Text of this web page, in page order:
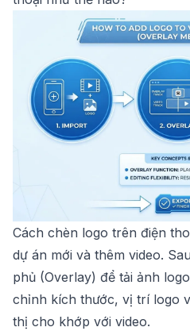
Cách chèn logo trên điện
dự án mới và thêm video.
phủ (Overlay) để tải ảnh
chỉnh kích thước, vị trí logo
thị cho khớp với video.